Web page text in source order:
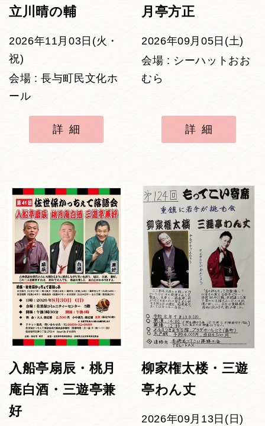
立川晴の輔
2026年11月03日(火・
祝)
会場 : 長与町民文化ホ
ール
詳細
月亭方正
2026年09月05日(土)
会場 : シーハットおお
むら
詳細
入船亭扇辰・桃月
庵白酒・三遊亭兼
好
柳家権太楼・三遊
亭わん丈
2026年09月13日(日)